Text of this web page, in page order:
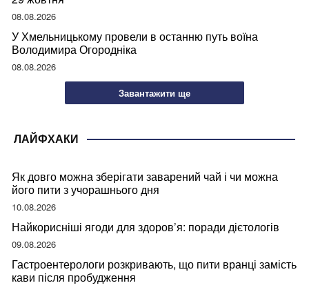
08.08.2026
У Хмельницькому провели в останню путь воїна
Володимира Огородніка
08.08.2026
Завантажити ще
ЛАЙФХАКИ
Як довго можна зберігати заварений чай і чи можна
його пити з учорашнього дня
10.08.2026
Найкорисніші ягоди для здоров’я: поради дієтологів
09.08.2026
Гастроентерологи розкривають, що пити вранці замість
кави після пробудження